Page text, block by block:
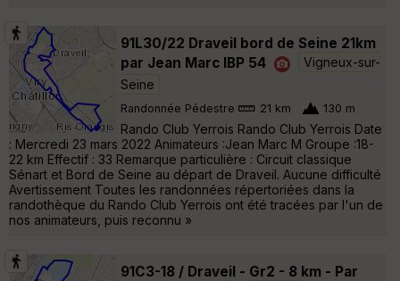
91L30/22 Draveil bord de Seine 21km
par Jean Marc IBP 54
Vigneux-sur-
Seine
Randonnée Pédestre 21 km 130 m
Rando Club Yerrois Rando Club Yerrois Date
: Mercredi 23 mars 2022 Animateurs :Jean Marc M Groupe :18-
22 km Effectif : 33 Remarque particulière : Circuit classique
Sénart et Bord de Seine au départ de Draveil. Aucune difficulté
Avertissement Toutes les randonnées répertoriées dans la
randothèque du Rando Club Yerrois ont été tracées par l'un de
nos animateurs, puis reconnu »
91C3-18 / Draveil - Gr2 - 8 km - Par